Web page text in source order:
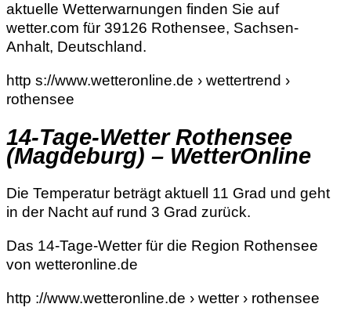
aktuelle Wetterwarnungen finden Sie auf
wetter.com für 39126 Rothensee, Sachsen-
Anhalt, Deutschland.
http s://www.wetteronline.de › wettertrend ›
rothensee
14-Tage-Wetter Rothensee
(Magdeburg) – WetterOnline
Die Temperatur beträgt aktuell 11 Grad und geht
in der Nacht auf rund 3 Grad zurück.
Das 14-Tage-Wetter für die Region Rothensee
von wetteronline.de
http ://www.wetteronline.de › wetter › rothensee